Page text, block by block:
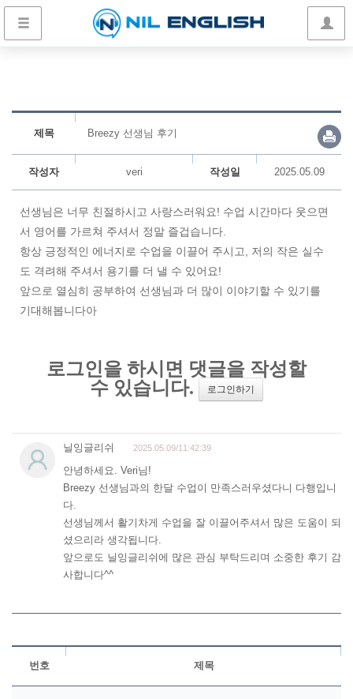
제목 Breezy 선생님 후기
작성자 veri 작성일 2025.05.09
선생님은 너무 친절하시고 사랑스러워요! 수업 시간마다 웃으면
서 영어를 가르쳐 주셔서 정말 즐겁습니다.
항상 긍정적인 에너지로 수업을 이끌어 주시고,
저의 작은 실수
도 격려해 주셔서 용기를 더 낼 수 있어요!
앞으로 열심히 공부하여 선생님과 더 많이 이야기할 수 있기를
기대해봅니다아